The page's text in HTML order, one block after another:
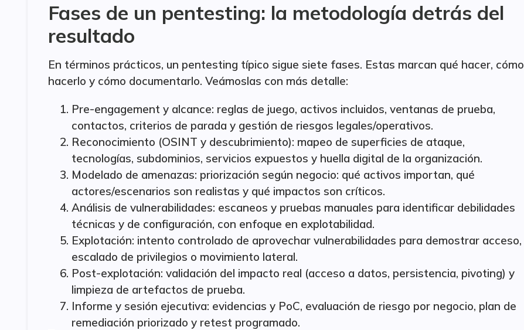
Fases de un pentesting: la metodología detrás del
resultado
En términos prácticos, un pentesting típico sigue siete fases. Estas marcan qué hacer, cómo
hacerlo y cómo documentarlo. Veámoslas con más detalle:
Pre-engagement y alcance: reglas de juego, activos incluidos, ventanas de prueba,
contactos, criterios de parada y gestión de riesgos legales/operativos.
Reconocimiento (OSINT y descubrimiento): mapeo de superficies de ataque,
tecnologías, subdominios, servicios expuestos y huella digital de la organización.
Modelado de amenazas: priorización según negocio: qué activos importan, qué
actores/escenarios son realistas y qué impactos son críticos.
Análisis de vulnerabilidades: escaneos y pruebas manuales para identificar debilidades
técnicas y de configuración, con enfoque en explotabilidad.
Explotación: intento controlado de aprovechar vulnerabilidades para demostrar acceso,
escalado de privilegios o movimiento lateral.
Post-explotación: validación del impacto real (acceso a datos, persistencia, pivoting) y
limpieza de artefactos de prueba.
Informe y sesión ejecutiva: evidencias y PoC, evaluación de riesgo por negocio, plan de
remediación priorizado y retest programado.